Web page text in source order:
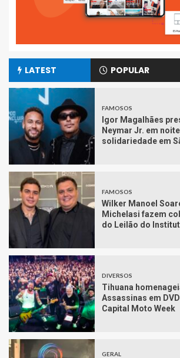
LATEST POPULAR
FAMOSOS
Igor Magalhães
Neymar Jr. em
solidariedade em
FAMOSOS
Wilker Manoel
Michelasi fazem
do Leilão do
DIVERSOS
Tihuana
Assassinas em
Capital Moto Week
GERAL